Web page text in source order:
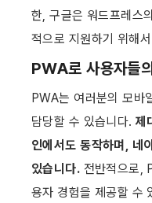
한, 구글은 워드프레스
적으로 지원하기 위해
PWA로 사용자들
PWA는 여러분의 모바
담당할 수 있습니다. 제
인에서도 동작하며, 네
있습니다. 전반적으로,
용자 경험을 제공할 수